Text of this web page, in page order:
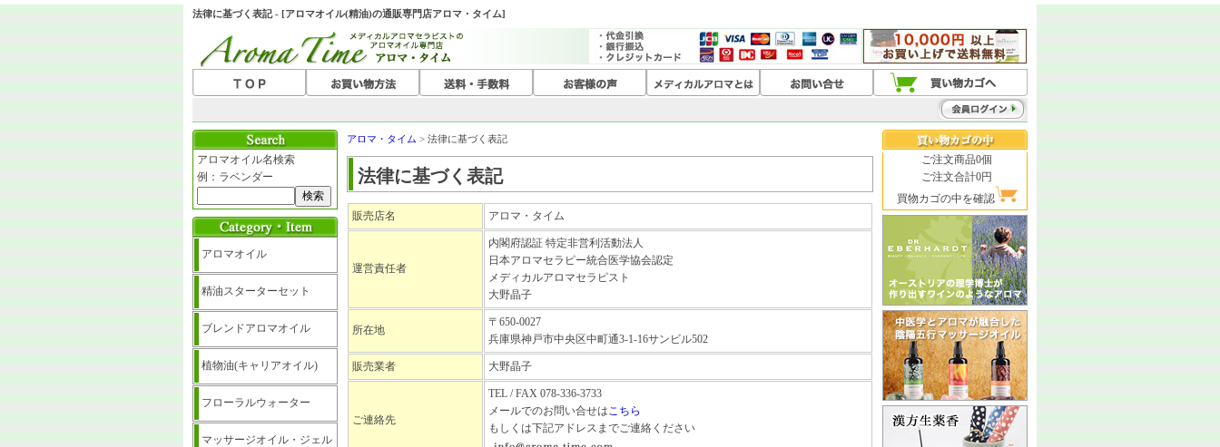
法律に基づく表記 - [アロマオイル(精油)の通販専門店アロマ・タイム]
アロマオイル名検索
例：ラベンダー
アロマオイル
精油スターターセット
ブレンドアロマオイル
植物油(キャリアオイル)
フローラルウォーター
マッサージオイル・ジェル
アロマ・タイム > 法律に基づく表記
法律に基づく表記
販売店名 アロマ・タイム
運営責任者
内閣府認証 特定非営利活動法人
日本アロマセラピー統合医学協会認定
メディカルアロマセラピスト
大野晶子
所在地
〒650-0027
兵庫県神戸市中央区中町通3-1-16サンビル502
販売業者 大野晶子
ご連絡先
TEL / FAX 078-336-3733
メールでのお問い合せはこちら
もしくは下記アドレスまでご連絡ください
ご注文商品0個
ご注文合計0円
買物カゴの中を確認